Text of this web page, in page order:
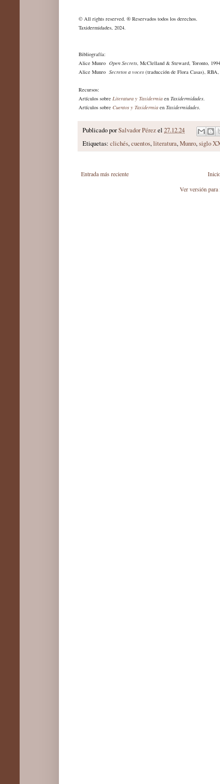
© All rights reserved. ® Reservados todos los derechos.
Taxidermidades, 2024.
Bibliografía:
Alice Munro Open Secrets, McClelland & Steward, Toronto,
Alice Munro Secretos a voces (traducción de Flora Casas),
Recursos:
Artículos sobre Literatura y Taxidermia en Taxidermidades.
Artículos sobre Cuentos y Taxidermia en Taxidermidades.
Publicado porSalvador Pérezel 27.12.24
Etiquetas: clichés,cuentos,literatura,Munro,siglo
Entrada más reciente
Ver versión para